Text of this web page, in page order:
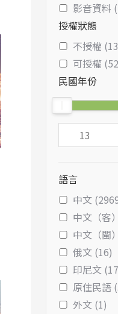
影音資料
授權狀態
不授權
可授權
民國年份
語言
中文
中文（客
中文（閩
俄文 (16)
印尼文
原住民語
外文 (1)